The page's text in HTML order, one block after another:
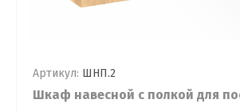
Артикул: ШНП.2
Шкаф навесной с полкой для